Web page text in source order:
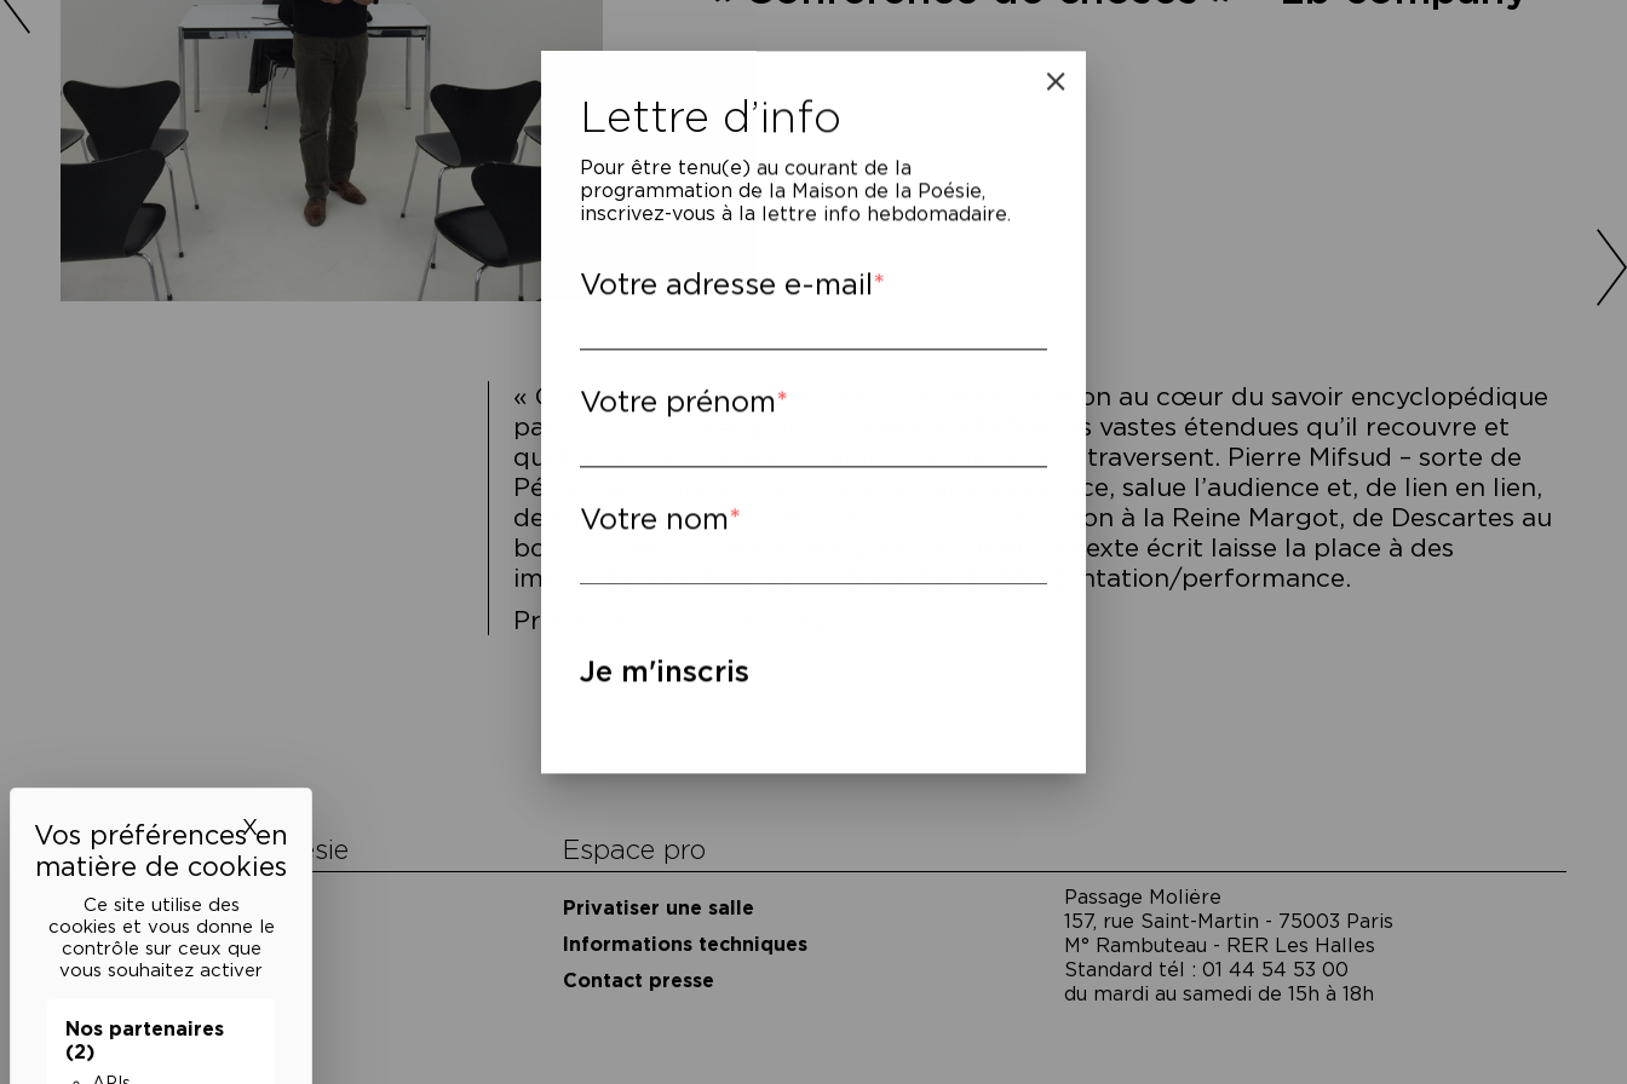
Ce site utilise des
cookies et vous donne le
contrôle sur ceux que
vous souhaitez activer
Nos partenaires
(2)
XMasquer le bandeau des cookies
« Conférence de choses » est une déambulation au cœur du savoir encyclopédique
participatif contemporain, révélant à la fois les vastes étendues qu’il recouvre et
quelques-uns des improbables chemins qui le traversent. Pierre Mifsud – sorte de
Pécuchet contemporain – arrive dans un espace, salue l’audience et, de lien en lien,
de sujet en sujet, de rebond en rebond, du bison à la Reine Margot, de Descartes au
bonbon Haribo, ne s’arrête plus de parler. Le texte écrit laisse la place à des
improvisations liées au contexte de la représentation/performance.
Production :
l’article
La Maison de la Poésie
Découvrir
En photos
Historique
Nos partenaires
Espace pro
Privatiser une salle
Informations techniques
Contact presse
Passage Moliėre
157, rue Saint-Martin - 75003 Paris
M° Rambuteau - RER Les Halles
Standard tél : 01 44 54 53 00
du mardi au samedi de 15h à 18h
Lettre d’info
Pour être tenu(e) au courant de la
programmation de la Maison de la Poésie,
inscrivez-vous à la lettre info hebdomadaire.
Votre adresse e-mail
Votre prénom
Votre nom
Je m'inscris